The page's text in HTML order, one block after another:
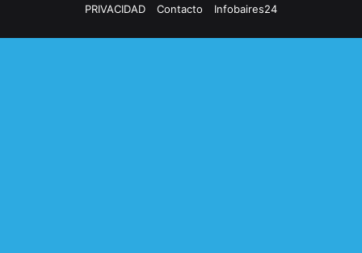
PRIVACIDAD
Contacto Infobaires24